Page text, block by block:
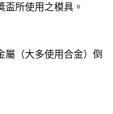
所使用之模具。
屬（大多使用合金）倒